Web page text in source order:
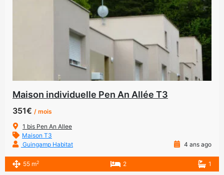
Maison individuelle Pen An Allée T3
351€ / mois
1 bis Pen An Allee
Maison T3
Guingamp Habitat
4 ans ago
55 m2 2 1